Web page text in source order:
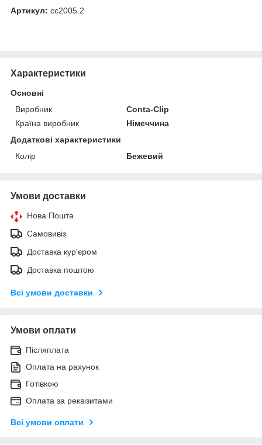
Артикул: cc2005.2
Характеристики
Основні
Виробник
Conta-Clip
Країна виробник
Німеччина
Додаткові характеристики
Колір
Бежевий
Умови доставки
Нова Пошта
Самовивіз
Доставка кур'єром
Доставка поштою
Всі умови доставки
Умови оплати
Післяплата
Оплата на рахунок
Готівкою
Оплата за реквізитами
Всі умови оплати